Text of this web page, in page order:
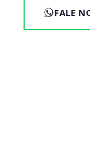
FALE